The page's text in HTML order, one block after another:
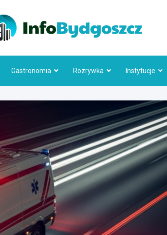
Gastronomia Rozrywka Instytucje